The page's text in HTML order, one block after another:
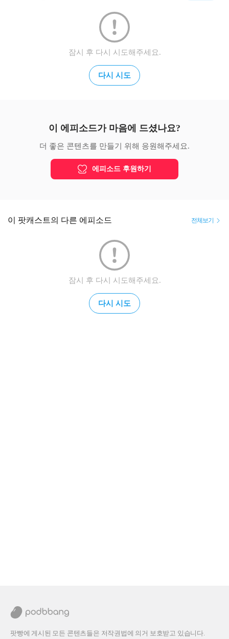
잠시 후 다시 시도해주세요.
다시 시도
이 에피소드가 마음에 드셨나요?
더 좋은 콘텐츠를 만들기 위해 응원해주세요.
에피소드 후원하기
이 팟캐스트의 다른 에피소드 전체보기
잠시 후 다시 시도해주세요.
다시 시도
팟빵에 게시된 모든 콘텐츠들은 저작권법에 의거 보호받고 있습니다.